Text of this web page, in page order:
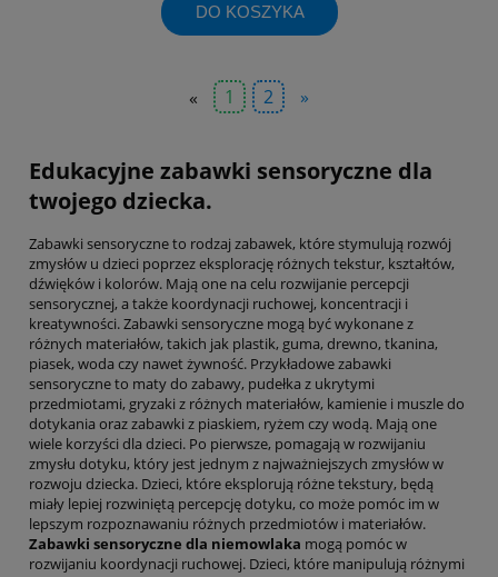
DO KOSZYKA
« 1 2 »
Edukacyjne zabawki sensoryczne dla
twojego dziecka.
Zabawki sensoryczne to rodzaj zabawek, które stymulują rozwój
zmysłów u dzieci poprzez eksplorację różnych tekstur, kształtów,
dźwięków i kolorów. Mają one na celu rozwijanie percepcji
sensorycznej, a także koordynacji ruchowej, koncentracji i
kreatywności. Zabawki sensoryczne mogą być wykonane z
różnych materiałów, takich jak plastik, guma, drewno, tkanina,
piasek, woda czy nawet żywność. Przykładowe zabawki
sensoryczne to maty do zabawy, pudełka z ukrytymi
przedmiotami, gryzaki z różnych materiałów, kamienie i muszle do
dotykania oraz zabawki z piaskiem, ryżem czy wodą. Mają one
wiele korzyści dla dzieci. Po pierwsze, pomagają w rozwijaniu
zmysłu dotyku, który jest jednym z najważniejszych zmysłów w
rozwoju dziecka. Dzieci, które eksplorują różne tekstury, będą
miały lepiej rozwiniętą percepcję dotyku, co może pomóc im w
lepszym rozpoznawaniu różnych przedmiotów i materiałów.
Zabawki sensoryczne dla niemowlaka mogą pomóc w
rozwijaniu koordynacji ruchowej. Dzieci, które manipulują różnymi